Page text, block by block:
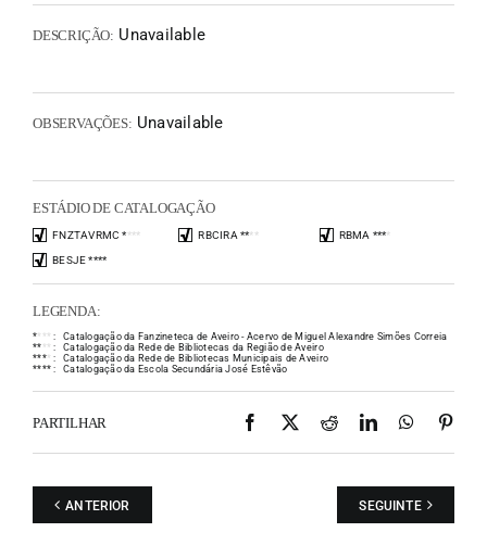
DESCRIÇÃO: Unavailable
OBSERVAÇÕES: Unavailable
ESTÁDIO DE CATALOGAÇÃO
FNZTAVRMC **** RBCIRA **** RBMA ****
BESJE ****
LEGENDA:
** * * :
Catalogação da Fanzineteca de Aveiro - Acervo de Miguel Alexandre Simões Correia
** * * :
Catalogação da Rede de Bibliotecas da Região de Aveiro
**** :
Catalogação da Rede de Bibliotecas Municipais de Aveiro
**** : Catalogação da Escola Secundária José Estêvão
PARTILHAR Facebook
X RedditLinkedIn
ANTERIOR SEGUINTE